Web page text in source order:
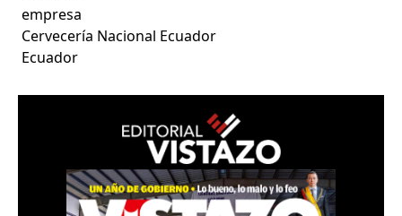
empresa
Cervecería Nacional Ecuador
Ecuador